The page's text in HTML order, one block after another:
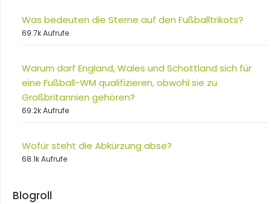
Was bedeuten die Sterne auf den Fußballtrikots?
69.7k Aufrufe
Warum darf England, Wales und Schottland sich für
eine Fußball-WM qualifizieren, obwohl sie zu
Großbritannien gehören?
69.2k Aufrufe
Wofür steht die Abkürzung abse?
68.1k Aufrufe
Blogroll